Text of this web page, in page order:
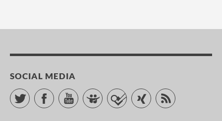
SOCIAL MEDIA
Twitter Facebook YouTube Slideshare FoursquareXing